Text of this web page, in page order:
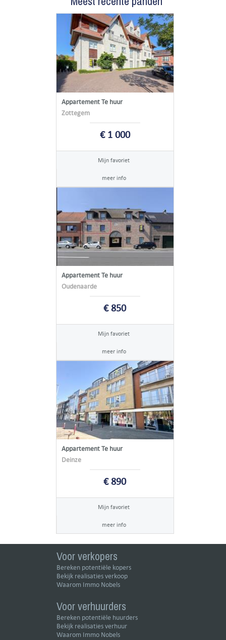
Appartement Te huur
Zottegem
€ 1 000
Mijn favoriet
meer info
Appartement Te huur
Oudenaarde
€ 850
Mijn favoriet
meer info
Appartement Te huur
Deinze
€ 890
Mijn favoriet
meer info
Voor verkopers
Bereken potentiële kopers
Bekijk realisaties verkoop
Waarom Immo Nobels
Voor verhuurders
Bereken potentiële huurders
Bekijk realisaties verhuur
Waarom Immo Nobels